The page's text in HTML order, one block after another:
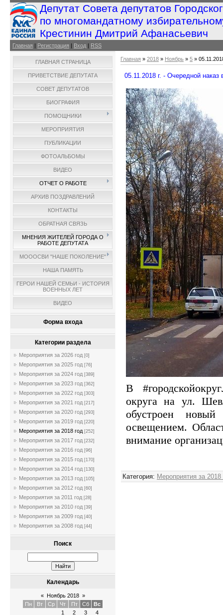
Депутат Совета депутатов
по многомандатному
Крестинин Дмитрий Афанасьевич
Главная | Регистрация | Вход | RSS
ГЛАВНАЯ СТРАНИЦА
ПРИВЕТСТВИЕ ДЕПУТАТА
СОВЕТ ДЕПУТАТОВ
БИОГРАФИЯ
ПОМОЩНИКИ
МЕРОПРИЯТИЯ
ПУБЛИКАЦИИ
ФОТОАЛЬБОМЫ
ВИДЕО
ОТЧЕТ О РАБОТЕ
АРХИВ ПОЗДРАВЛЕНИЙ
КОНТАКТЫ
ОБРАТНАЯ СВЯЗЬ
МНЕНИЯ ЖИТЕЛЕЙ ГОРОДА О
РАБОТЕ ДЕПУТАТА
МОООСВИ "НАШЕ ПОКОЛЕНИЕ"
НАША ПАМЯТЬ
ГЕРОИ НАШЕЙ СЕМЬИ - ИСТОРИЯ
ВОЕННЫХ ЛЕТ
ВИДЕО
Форма входа
Категории раздела
Мероприятия за 2026 год [0]
Мероприятия за 2025 год [76]
Мероприятия за 2024 год [389]
Мероприятия за 2023 год [362]
Мероприятия за 2022 год [303]
Мероприятия за 2021 год [217]
Мероприятия за 2020 год [293]
Мероприятия за 2019 год [220]
Мероприятия за 2018 год [252]
Мероприятия за 2017 год [232]
Мероприятия за 2016 год [96]
Мероприятия за 2015 год [170]
Мероприятия за 2014 год [130]
Мероприятия за 2013 год [105]
Мероприятия за 2012 год [60]
Мероприятия за 2011 год [28]
Мероприятия за 2010 год [39]
Мероприятия за 2009 год [40]
Мероприятия за 2008 год [44]
Поиск
Календарь
« Ноябрь 2018 »
Пн
Вт Ср Чт Пт Сб
Вс
1
2 3
4
Главная » 2018 » Ноябрь » 5 »
05.11.2018 г. - Очередной наказ
В
округа на ул.
обустроен
освещением.
внимание
Категория: Мероприятия за 2018